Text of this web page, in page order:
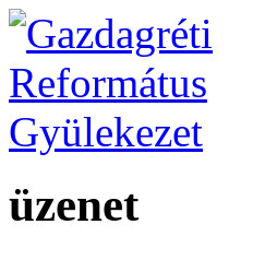
üzenet